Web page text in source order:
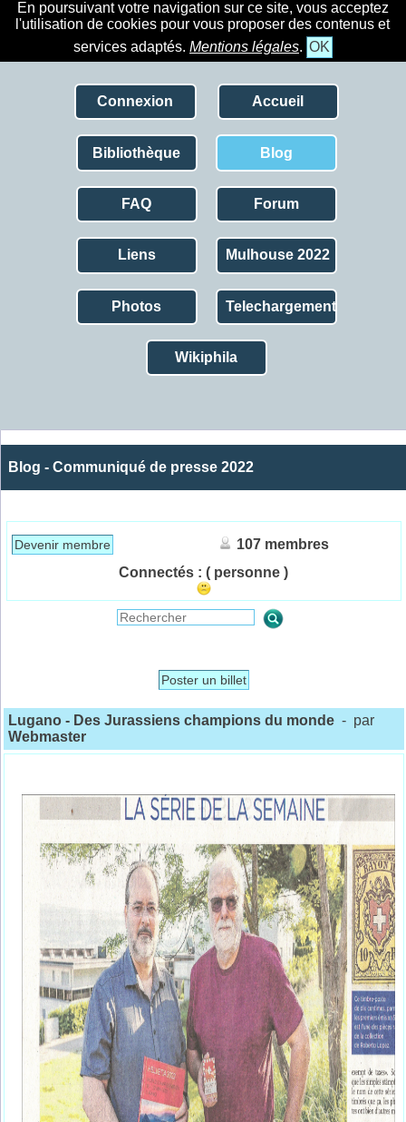
En poursuivant votre navigation sur ce site, vous acceptez
l'utilisation de cookies pour vous proposer des contenus et
services adaptés. Mentions légales. OK
Connexion Accueil
Bibliothèque Blog
FAQ Forum
Liens Mulhouse 2022
Photos Telechargement
Wikiphila
Blog - Communiqué de presse 2022
Devenir membre
107 membres
Connectés : ( personne )
Poster un billet
Lugano - Des Jurassiens champions du monde - par
Webmaster